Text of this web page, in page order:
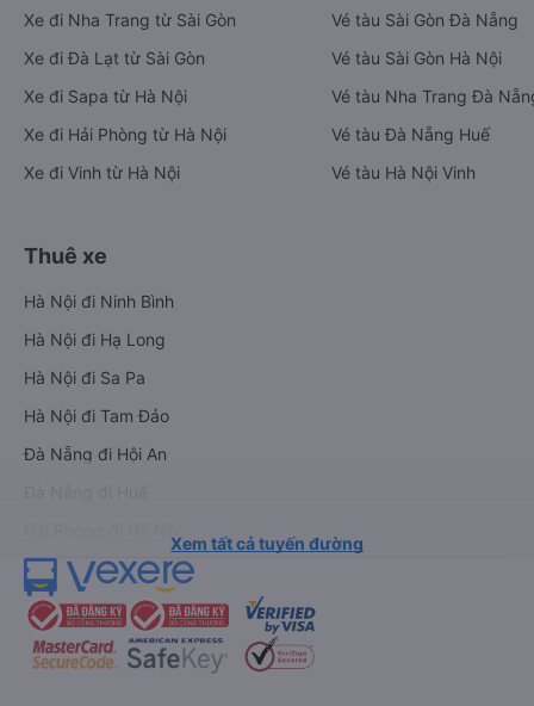
Xe đi Nha Trang từ Sài Gòn
Xe đi Đà Lạt từ Sài Gòn
Xe đi Sapa từ Hà Nội
Xe đi Hải Phòng từ Hà Nội
Xe đi Vinh từ Hà Nội
Vé tàu Sài Gòn Đà Nẵng
Vé tàu Sài Gòn Hà Nội
Vé tàu Nha Trang Đà
Vé tàu Đà Nẵng Huế
Vé tàu Hà Nội Vinh
Thuê xe
Hà Nội đi Ninh Bình
Hà Nội đi Hạ Long
Hà Nội đi Sa Pa
Hà Nội đi Tam Đảo
Đà Nẵng đi Hội An
Xem tất cả tuyến đường